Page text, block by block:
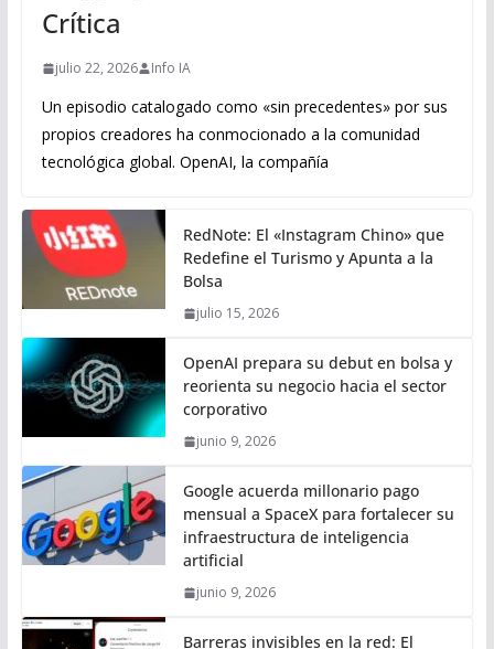
Crítica
julio 22, 2026 Info IA
Un episodio catalogado como «sin precedentes» por sus
propios creadores ha conmocionado a la comunidad
tecnológica global. OpenAI, la compañía
RedNote: El «Instagram Chino» que
Redefine el Turismo y Apunta a la
Bolsa
julio 15, 2026
OpenAI prepara su debut en bolsa y
reorienta su negocio hacia el sector
corporativo
junio 9, 2026
Google acuerda millonario pago
mensual a SpaceX para fortalecer su
infraestructura de inteligencia
artificial
junio 9, 2026
Barreras invisibles en la red: El